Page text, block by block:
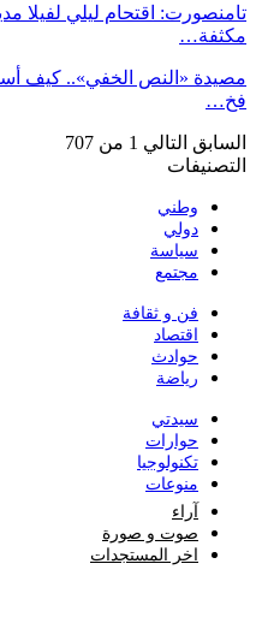
تامنصورت: اقتحام ليلي لفيلا
مكثفة…
فخ…
السابق التالي 1 من 707
التصنيفات
وطني
دولي
سياسة
مجتمع
فن و ثقافة
اقتصاد
حوادث
رياضة
سيدتي
حوارات
تكنولوجيا
منوعات
آراء
صوت و صورة
اخر المستجدات